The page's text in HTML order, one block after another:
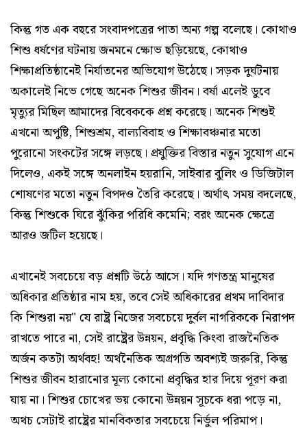
কিন্তু গত এক বছরে সংবাদপত্রের পাতা অন্য গল্প বলেছে। কোথাও
শিশু ধর্ষণের ঘটনায় জনমনে ক্ষোভ ছড়িয়েছে, কোথাও
শিক্ষাপ্রতিষ্ঠানেই নির্যাতনের অভিযোগ উঠেছে। সড়ক দুর্ঘটনায়
অকালেই নিভে গেছে অনেক শিশুর জীবন। বর্ষা এলেই ডুবে
মৃত্যুর মিছিল আমাদের বিবেককে প্রশ্ন করেছে। অনেক শিশুই
এখনো অপুষ্টি, শিশুশ্রম, বাল্যবিবাহ ও শিক্ষাবঞ্চনার মতো
পুরোনো সংকটের সঙ্গে লড়ছে। প্রযুক্তির বিস্তার নতুন সুযোগ এনে
দিলেও, একই সঙ্গে অনলাইন হয়রানি, সাইবার বুলিং ও ডিজিটাল
শোষণের মতো নতুন বিপদও তৈরি করেছে। অর্থাৎ সময় বদলেছে,
কিন্তু শিশুকে ঘিরে ঝুঁকির পরিধি কমেনি; বরং অনেক ক্ষেত্রে
আরও জটিল হয়েছে।
এখানেই সবচেয়ে বড় প্রশ্নটি উঠে আসে। যদি গণতন্ত্র মানুষের
অধিকার প্রতিষ্ঠার নাম হয়, তবে সেই অধিকারের প্রথম দাবিদার
কি শিশুরা নয়" যে রাষ্ট্র নিজের সবচেয়ে দুর্বল নাগরিককে নিরাপদ
রাখতে পারে না, সেই রাষ্ট্রের উন্নয়ন, প্রবৃদ্ধি কিংবা রাজনৈতিক
অর্জন কতটা অর্থবহ! অর্থনৈতিক অগ্রগতি অবশ্যই জরুরি, কিন্তু
শিশুর জীবন হারানোর মূল্য কোনো প্রবৃদ্ধির হার দিয়ে পূরণ করা
যায় না। শিশুর চোখের ভয় কোনো উন্নয়ন সূচকে ধরা পড়ে না,
অথচ সেটাই রাষ্ট্রের মানবিকতার সবচেয়ে নির্ভুল পরিমাপ।